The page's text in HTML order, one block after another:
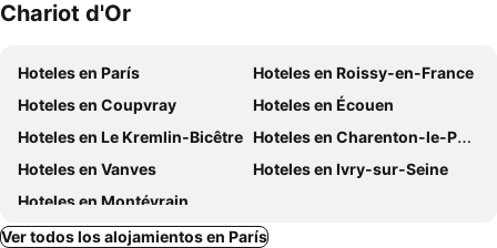
Chariot d'Or
Hoteles en París
Hoteles en Roissy-en-France
Hoteles en Coupvray
Hoteles en Écouen
Hoteles en Le Kremlin-Bicêtre Hoteles en Charenton-le-Pont
Hoteles en Vanves
Hoteles en Ivry-sur-Seine
Hoteles en Montévrain
Ver todos los alojamientos en París